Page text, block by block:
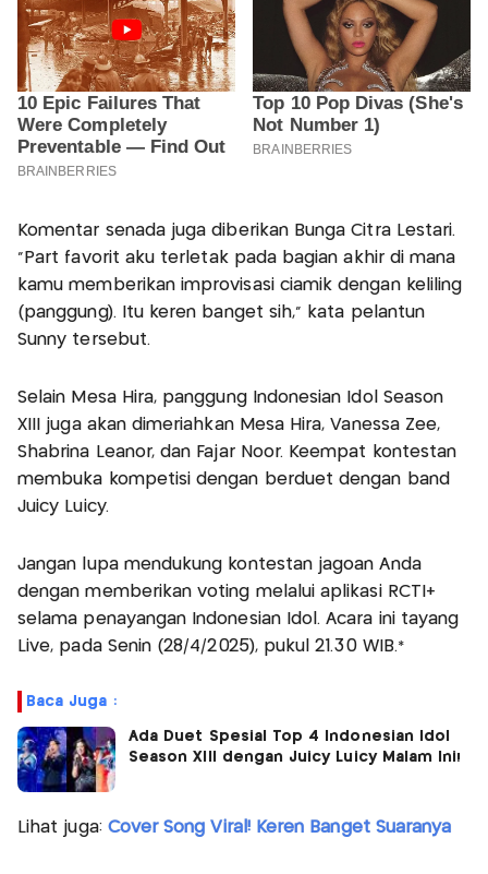
Komentar senada juga diberikan Bunga Citra Lestari.
“Part favorit aku terletak pada bagian akhir di mana
kamu memberikan improvisasi ciamik dengan keliling
(panggung). Itu keren banget sih,” kata pelantun
Sunny tersebut.
Selain Mesa Hira, panggung Indonesian Idol Season
XIII juga akan dimeriahkan Mesa Hira, Vanessa Zee,
Shabrina Leanor, dan Fajar Noor. Keempat kontestan
membuka kompetisi dengan berduet dengan band
Juicy Luicy.
Jangan lupa mendukung kontestan jagoan Anda
dengan memberikan voting melalui aplikasi RCTI+
selama penayangan Indonesian Idol. Acara ini tayang
Live, pada Senin (28/4/2025), pukul 21.30 WIB.*
Baca Juga :
Ada Duet Spesial Top 4 Indonesian Idol
Season XIII dengan Juicy Luicy Malam Ini!
Lihat juga: Cover Song Viral! Keren Banget Suaranya